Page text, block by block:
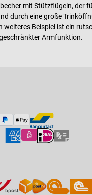
mit Stützflügeln, der
durch eine große
weiteres Beispiel ist ein
Armfunktion.